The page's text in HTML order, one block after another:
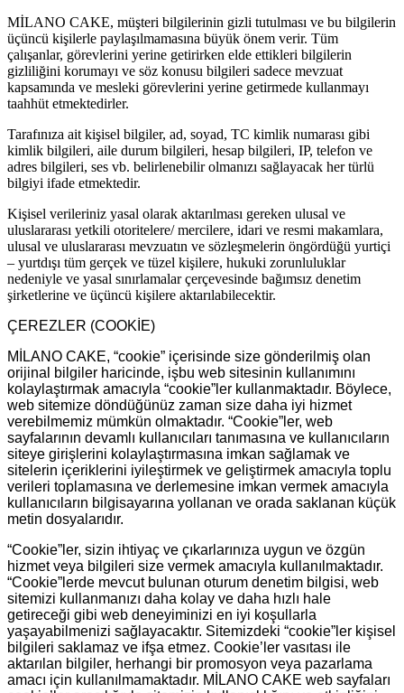
MİLANO CAKE, müşteri bilgilerinin gizli tutulması ve bu bilgilerin
üçüncü kişilerle paylaşılmamasına büyük önem verir. Tüm
çalışanlar, görevlerini yerine getirirken elde ettikleri bilgilerin
gizliliğini korumayı ve söz konusu bilgileri sadece mevzuat
kapsamında ve mesleki görevlerini yerine getirmede kullanmayı
taahhüt etmektedirler.
Tarafınıza ait kişisel bilgiler, ad, soyad, TC kimlik numarası gibi
kimlik bilgileri, aile durum bilgileri, hesap bilgileri, IP, telefon ve
adres bilgileri, ses vb. belirlenebilir olmanızı sağlayacak her türlü
bilgiyi ifade etmektedir.
Kişisel verileriniz yasal olarak aktarılması gereken ulusal ve
uluslararası yetkili otoritelere/ mercilere, idari ve resmi makamlara,
ulusal ve uluslararası mevzuatın ve sözleşmelerin öngördüğü yurtiçi
– yurtdışı tüm gerçek ve tüzel kişilere, hukuki zorunluluklar
nedeniyle ve yasal sınırlamalar çerçevesinde bağımsız denetim
şirketlerine ve üçüncü kişilere aktarılabilecektir.
ÇEREZLER (COOKİE)
MİLANO CAKE, “cookie” içerisinde size gönderilmiş olan
orijinal bilgiler haricinde, işbu web sitesinin kullanımını
kolaylaştırmak amacıyla “cookie”ler kullanmaktadır. Böylece,
web sitemize döndüğünüz zaman size daha iyi hizmet
verebilmemiz mümkün olmaktadır. “Cookie”ler, web
sayfalarının devamlı kullanıcıları tanımasına ve kullanıcıların
siteye girişlerini kolaylaştırmasına imkan sağlamak ve
sitelerin içeriklerini iyileştirmek ve geliştirmek amacıyla toplu
verileri toplamasına ve derlemesine imkan vermek amacıyla
kullanıcıların bilgisayarına yollanan ve orada saklanan küçük
metin dosyalarıdır.
“Cookie”ler, sizin ihtiyaç ve çıkarlarınıza uygun ve özgün
hizmet veya bilgileri size vermek amacıyla kullanılmaktadır.
“Cookie”lerde mevcut bulunan oturum denetim bilgisi, web
sitemizi kullanmanızı daha kolay ve daha hızlı hale
getireceği gibi web deneyiminizi en iyi koşullarla
yaşayabilmenizi sağlayacaktır. Sitemizdeki “cookie”ler kişisel
bilgileri saklamaz ve ifşa etmez. Cookie’ler vasıtası ile
aktarılan bilgiler, herhangi bir promosyon veya pazarlama
amacı için kullanılmamaktadır. MİLANO CAKE web sayfaları